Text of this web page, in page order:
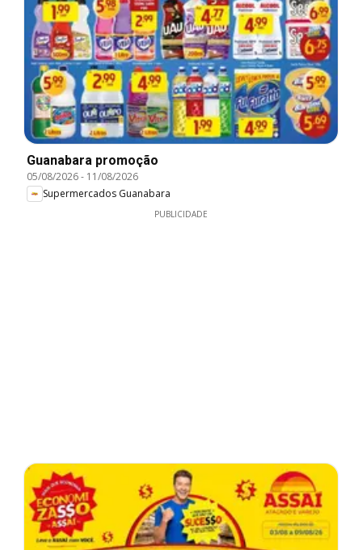
Guanabara promoção
05/08/2026- 11/08/2026
Supermercados Guanabara
PUBLICIDADE